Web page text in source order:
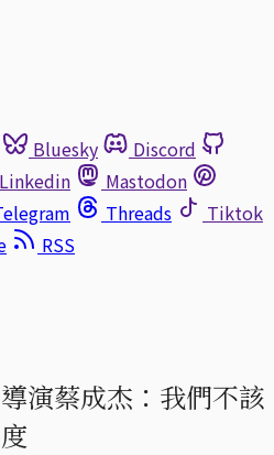
Bluesky
Discord
Linkedin
Mastodon
Threads
Tiktok
RSS
演蔡成杰：我們不該